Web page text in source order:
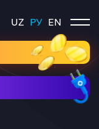
UZ РУ EN